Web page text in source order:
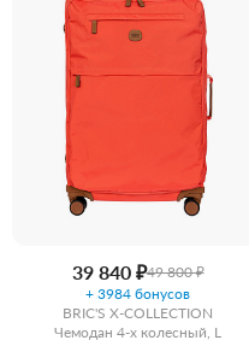
39 840 ₽49 800 ₽
+ 3984 бонусов
BRIC'S X-COLLECTION
Чемодан 4-х колесный, L